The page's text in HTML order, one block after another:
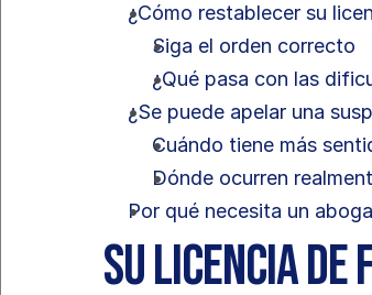
¿Cómo restablecer su
Siga el orden correcto
¿Qué pasa con las
¿Se puede apelar una
Cuándo tiene más
Dónde ocurren
Por qué necesita un
Su licencia de